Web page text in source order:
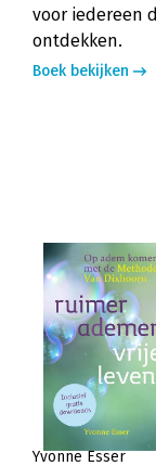
voor iedereen
ontdekken.
Boek bekijken
Yvonne Esser